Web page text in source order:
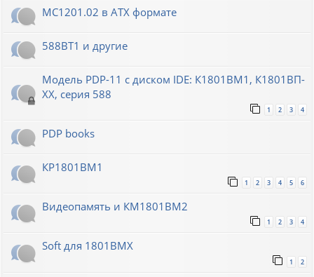
МС1201.02 в ATX формате
588ВТ1 и другие
Модель PDP-11 с диском IDE: К1801ВМ1, К1801ВП-
XX, серия 588
1 2 3 4
PDP books
КР1801ВМ1
1 2 3 4 5 6
Видеопамять и КМ1801ВМ2
1 2 3 4
Soft для 1801ВМХ
1 2